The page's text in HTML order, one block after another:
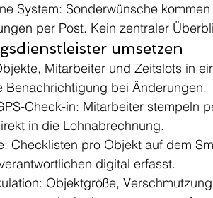
System: Sonderwünsche
per Post. Kein zentraler
umsetzen
Mitarbeiter und Zeitslots in
Benachrichtigung bei Änderungen.
Check-in: Mitarbeiter stempeln
in die Lohnabrechnung.
Checklisten pro Objekt auf dem
digital erfasst.
Objektgröße,